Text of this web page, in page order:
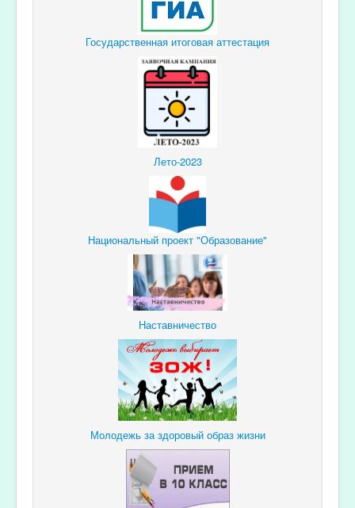
Государственная итоговая аттестация
Лето-2023
Национальный проект "Образование"
Наставничество
Молодежь за здоровый образ жизни